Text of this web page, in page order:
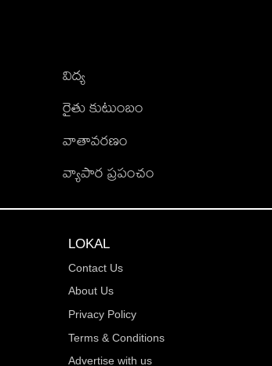
విద్య
రైతు కుటుంబం
వాతావరణం
వ్యాపార ప్రపంచం
LOKAL
Contact Us
About Us
Privacy Policy
Terms & Conditions
Advertise with us